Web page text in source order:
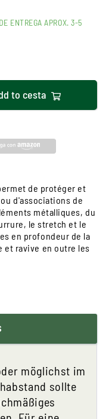
ENTREGA APROX. 3-5
to cesta
de protéger et
d'associations de
métalliques, du
le stretch et le
en profondeur de la
et ravive en outre les
möglichst im
sollte